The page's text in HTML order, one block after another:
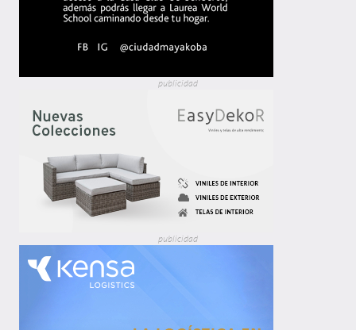
publicidad
publicidad